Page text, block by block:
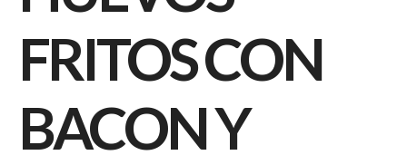
FRITOS CON
BACON Y